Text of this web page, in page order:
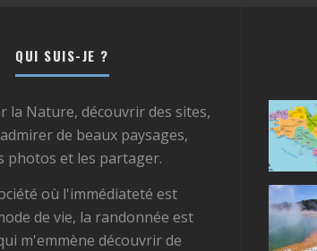
QUI SUIS-JE ?
la Nature, découvrir des sites,
de beaux paysages,
photos et les partager.
où l'immédiateté est
de vie, la randonnée est
m'emmène découvrir de